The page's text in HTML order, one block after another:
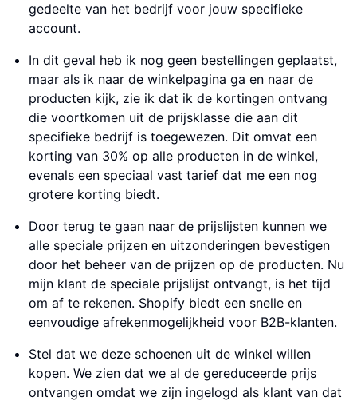
gedeelte van het bedrijf voor jouw specifieke
account.
In dit geval heb ik nog geen bestellingen geplaatst,
maar als ik naar de winkelpagina ga en naar de
producten kijk, zie ik dat ik de kortingen ontvang
die voortkomen uit de prijsklasse die aan dit
specifieke bedrijf is toegewezen. Dit omvat een
korting van 30% op alle producten in de winkel,
evenals een speciaal vast tarief dat me een nog
grotere korting biedt.
Door terug te gaan naar de prijslijsten kunnen we
alle speciale prijzen en uitzonderingen bevestigen
door het beheer van de prijzen op de producten. Nu
mijn klant de speciale prijslijst ontvangt, is het tijd
om af te rekenen. Shopify biedt een snelle en
eenvoudige afrekenmogelijkheid voor B2B-klanten.
Stel dat we deze schoenen uit de winkel willen
kopen. We zien dat we al de gereduceerde prijs
ontvangen omdat we zijn ingelogd als klant van dat